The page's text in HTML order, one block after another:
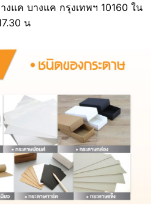
งแค บางแค กรุงเทพฯ 10160 ใน
น